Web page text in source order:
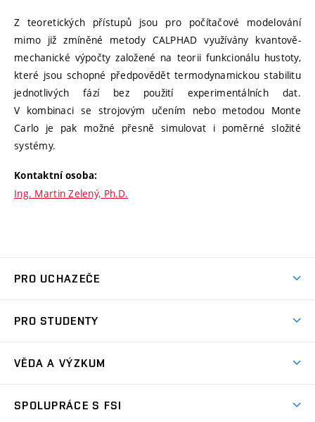
Z teoretických přístupů jsou pro počítačové modelování
mimo již zmíněné metody CALPHAD využívány kvantově-
mechanické výpočty založené na teorii funkcionálu hustoty,
které jsou schopné předpovědět termodynamickou stabilitu
jednotlivých fází bez použití experimentálních dat.
V kombinaci se strojovým učením nebo metodou Monte
Carlo je pak možné přesně simulovat i poměrné složité
systémy.
Kontaktní osoba:
Ing. Martin Zelený, Ph.D.
PRO UCHAZEČE
Ambasadoři studia
Zápisy
PRO STUDENTY
Studijní předpisy
VĚDA A VÝZKUM
SPOLUPRÁCE S FSI